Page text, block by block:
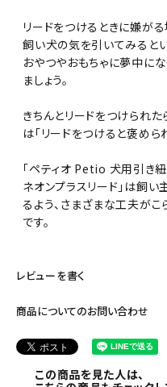
リードをつけるときに嫌が
飼い犬の気を引いてみると
おやつやおもちゃに夢中に
ましょう。
きちんとリードをつけられ
は「リードをつけると褒めら
「ペティオ Petio 犬用引き
ネオンプラスリード」は飼
るよう、さまざまな工夫が
です。
レビューを書く
商品についてのお問い合わせ
この商品を見た人は、